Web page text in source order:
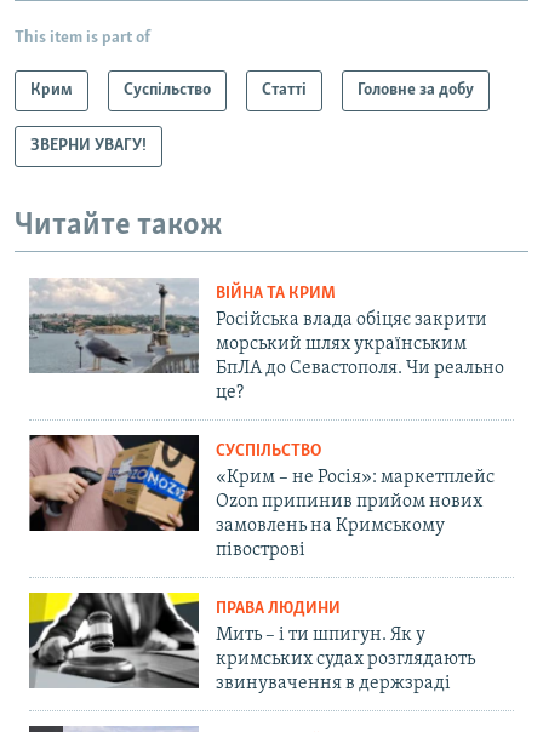
This item is part of
Крим Суспільство Статті Головне за добу
ЗВЕРНИ УВАГУ!
Читайте також
ВІЙНА ТА КРИМ
Російська влада обіцяє закрити
морський шлях українським
БпЛА до Севастополя. Чи реально
це?
СУСПІЛЬСТВО
«Крим – не Росія»: маркетплейс
Ozon припинив прийом нових
замовлень на Кримському
півострові
ПРАВА ЛЮДИНИ
Мить – і ти шпигун. Як у
кримських судах розглядають
звинувачення в держзраді